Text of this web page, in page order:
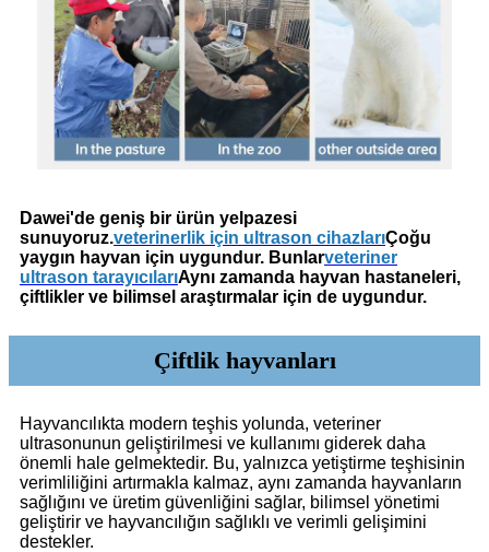
Dawei'de geniş bir ürün yelpazesi
sunuyoruz.veterinerlik için ultrason cihazlarıÇoğu
yaygın hayvan için uygundur. Bunlarveteriner
ultrason tarayıcılarıAynı zamanda hayvan hastaneleri,
çiftlikler ve bilimsel araştırmalar için de uygundur.
Çiftlik hayvanları
Hayvancılıkta modern teşhis yolunda, veteriner
ultrasonunun geliştirilmesi ve kullanımı giderek daha
önemli hale gelmektedir. Bu, yalnızca yetiştirme teşhisinin
verimliliğini artırmakla kalmaz, aynı zamanda hayvanların
sağlığını ve üretim güvenliğini sağlar, bilimsel yönetimi
geliştirir ve hayvancılığın sağlıklı ve verimli gelişimini
destekler.